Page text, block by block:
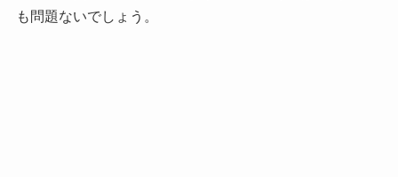
も問題ないでしょう。